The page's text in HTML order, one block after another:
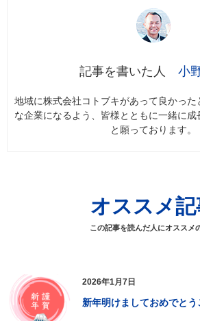
小
地域に株式会社コトブキがあって良かった
な企業になるよう、皆様とともに一緒に
と願っております。
オススメ記
この記事を読んだ人にオススメ
2026年1月7日
新年明けましておめでとう